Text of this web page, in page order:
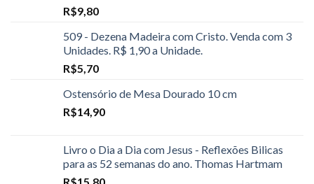
R$9,80
509 - Dezena Madeira com Cristo. Venda com 3
Unidades. R$ 1,90 a Unidade.
R$5,70
Ostensório de Mesa Dourado 10 cm
R$14,90
Livro o Dia a Dia com Jesus - Reflexões Bilicas
para as 52 semanas do ano. Thomas Hartmam